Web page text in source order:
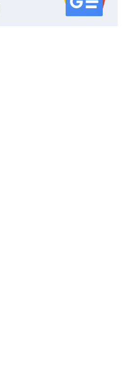
serwisu